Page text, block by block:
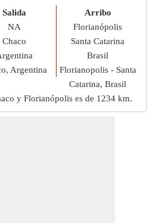
Salida
NA
Chaco
Argentina
Arribo
Florianópolis
Santa Catarina
Brasil
Florianopolis - Santa
Catarina, Brasil
y Florianópolis es de 1234 km.